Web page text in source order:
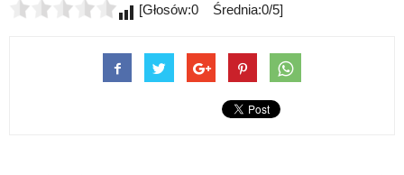
[Głosów:0 Średnia:0/5]